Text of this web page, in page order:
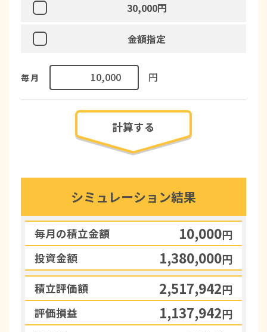
30,000円
金額指定
毎月 ,000 円
計算する
シミュレーション結果
毎月の積立金額 10,000円
投資金額
1,380,000円
積立評価額
2,517,942円
評価損益
1,137,942円